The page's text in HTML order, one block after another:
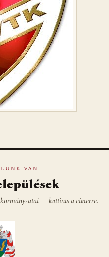
VAN
— kattints a címerre.